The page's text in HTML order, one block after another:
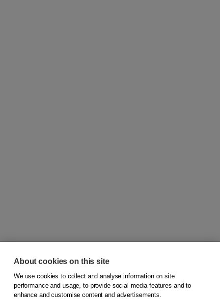
© 2026Koninklijke Boom uitgevers
About cookies on this site
We use cookies to collect and analyse information on site
performance and usage, to provide social media features and to
enhance and customise content and advertisements.